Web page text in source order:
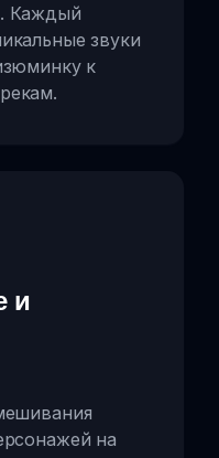
Каждый
звуки
к
и
на